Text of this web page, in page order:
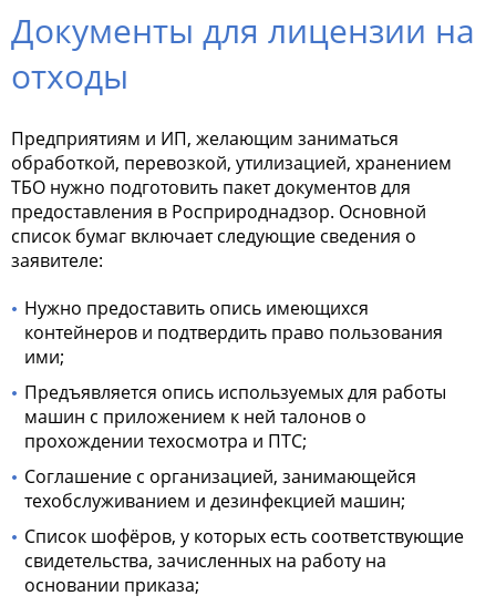
Документы для лицензии на
отходы
Предприятиям и ИП, желающим заниматься
обработкой, перевозкой, утилизацией, хранением
ТБО нужно подготовить пакет документов для
предоставления в Росприроднадзор. Основной
список бумаг включает следующие сведения о
заявителе:
Нужно предоставить опись имеющихся
контейнеров и подтвердить право пользования
ими;
Предъявляется опись используемых для работы
машин с приложением к ней талонов о
прохождении техосмотра и ПТС;
Соглашение с организацией, занимающейся
техобслуживанием и дезинфекцией машин;
Список шофёров, у которых есть соответствующие
свидетельства, зачисленных на работу на
основании приказа;